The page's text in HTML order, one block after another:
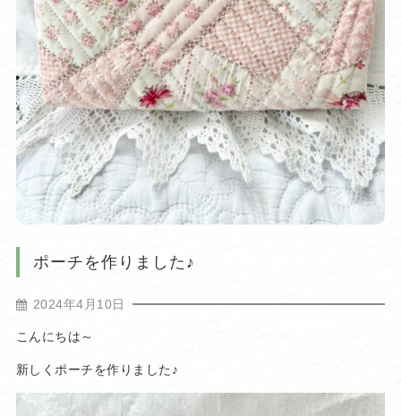
ポーチを作りました♪
2024年4月10日
こんにちは～
新しくポーチを作りました♪